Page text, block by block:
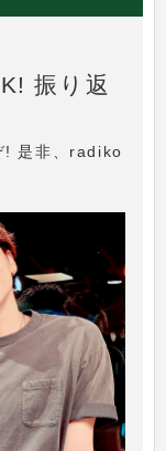
振り返
! 是非、radiko